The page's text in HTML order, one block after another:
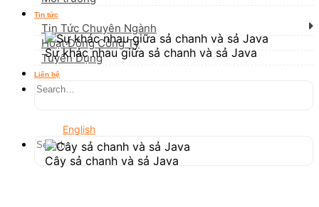
Tin tức
Tin Tức Chuyên Ngành
Hoạt Động Công Ty
Tuyển Dụng
Liên hệ
English
Sự khác nhau giữa sả chanh và sả Java
Cây sả chanh và sả Java